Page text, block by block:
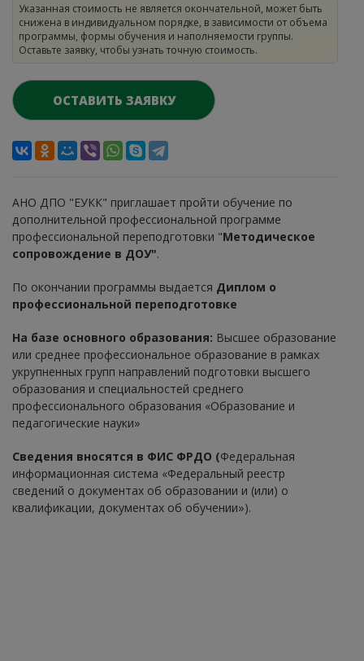
Указанная стоимость не является окончательной, может быть
снижена в индивидуальном порядке, в зависимости от объема
программы, формы обучения и наполняемости группы.
Оставьте заявку, чтобы узнать точную стоимость.
ОСТАВИТЬ ЗАЯВКУ
АНО ДПО "ЕУКК" приглашает пройти обучение по
дополнительной профессиональной программе
профессиональной переподготовки "Методическое
сопровождение в ДОУ".
По окончании программы выдается Диплом о
профессиональной переподготовке
На базе основного образования: Высшее образование
или среднее профессиональное образование в рамках
укрупненных групп направлений подготовки высшего
образования и специальностей среднего
профессионального образования «Образование и
педагогические науки»
Сведения вносятся в ФИС ФРДО (Федеральная
информационная система «Федеральный реестр
сведений о документах об образовании и (или) о
квалификации, документах об обучении»).